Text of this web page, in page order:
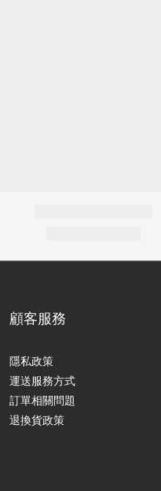
顧客服務
隱私政策
運送服務方式
訂單相關問題
退換貨政策